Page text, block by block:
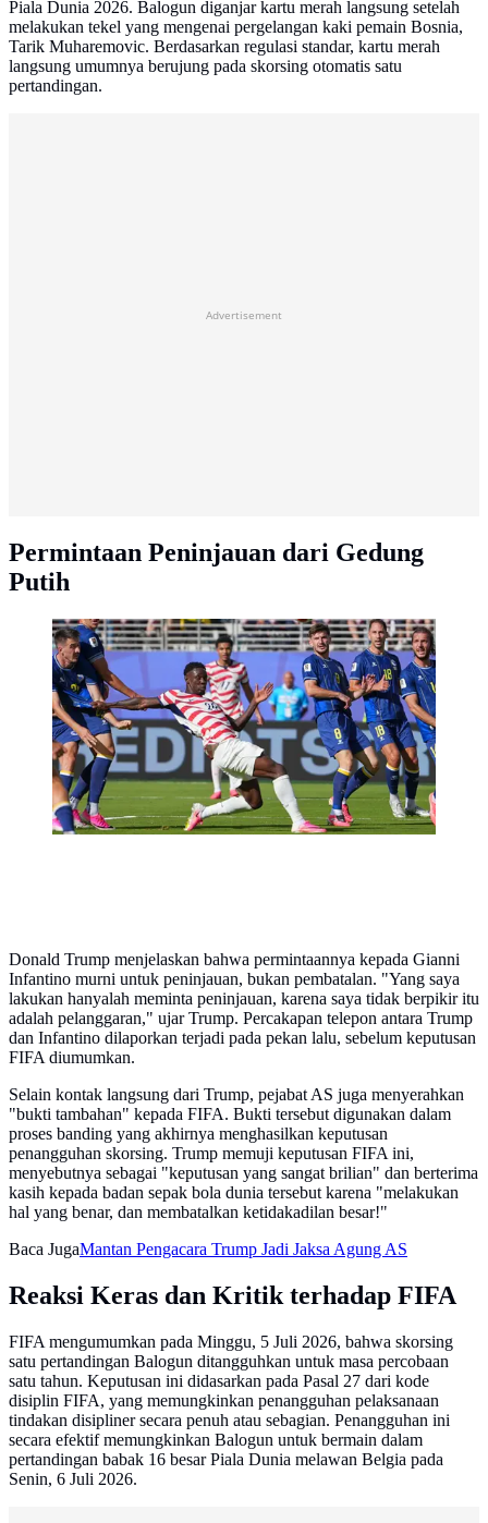
Piala Dunia 2026. Balogun diganjar kartu merah langsung setelah
melakukan tekel yang mengenai pergelangan kaki pemain Bosnia,
Tarik Muharemovic. Berdasarkan regulasi standar, kartu merah
langsung umumnya berujung pada skorsing otomatis satu
pertandingan.
Advertisement
Permintaan Peninjauan dari Gedung
Putih
Folarin Balogun (20) dari Amerika Serikat bermain
bola selama pertandingan babak 32 besar Piala Dunia
antara Amerika Serikat dan Bosnia di Santa Clara,
California, dekat San Francisco, Kamis, 2 Juli 2026.
(AP Photo/Julio Cortez)
Donald Trump menjelaskan bahwa permintaannya kepada Gianni
Infantino murni untuk peninjauan, bukan pembatalan. "Yang saya
lakukan hanyalah meminta peninjauan, karena saya tidak berpikir itu
adalah pelanggaran," ujar Trump. Percakapan telepon antara Trump
dan Infantino dilaporkan terjadi pada pekan lalu, sebelum keputusan
FIFA diumumkan.
Selain kontak langsung dari Trump, pejabat AS juga menyerahkan
"bukti tambahan" kepada FIFA. Bukti tersebut digunakan dalam
proses banding yang akhirnya menghasilkan keputusan
penangguhan skorsing. Trump memuji keputusan FIFA ini,
menyebutnya sebagai "keputusan yang sangat brilian" dan berterima
kasih kepada badan sepak bola dunia tersebut karena "melakukan
hal yang benar, dan membatalkan ketidakadilan besar!"
Baca JugaMantan Pengacara Trump Jadi Jaksa Agung AS
Reaksi Keras dan Kritik terhadap FIFA
FIFA mengumumkan pada Minggu, 5 Juli 2026, bahwa skorsing
satu pertandingan Balogun ditangguhkan untuk masa percobaan
satu tahun. Keputusan ini didasarkan pada Pasal 27 dari kode
disiplin FIFA, yang memungkinkan penangguhan pelaksanaan
tindakan disipliner secara penuh atau sebagian. Penangguhan ini
secara efektif memungkinkan Balogun untuk bermain dalam
pertandingan babak 16 besar Piala Dunia melawan Belgia pada
Senin, 6 Juli 2026.